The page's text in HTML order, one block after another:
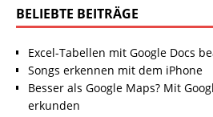
BELIEBTE BEITRÄGE
Excel-Tabellen mit Google Docs
Songs erkennen mit dem iPhone
Besser als Google Maps? Mit
erkunden